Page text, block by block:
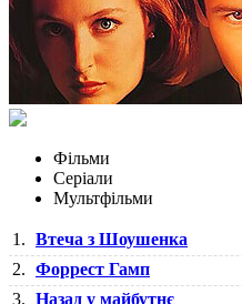
Фільми
Серіали
Мультфільми
1. Втеча з Шоушенка
2. Форрест Гамп
3. Назад у майбутнє